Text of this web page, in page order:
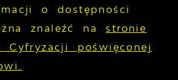
o dostępności
znaleźć nastronie
Cyfryzacji poświęconej